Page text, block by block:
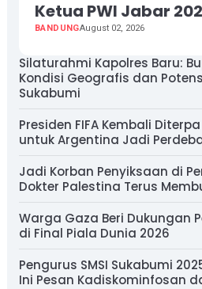
Ketua PWI Jabar
BANDUNGAugust 02, 2026
Silaturahmi Kapolres Baru:
Kondisi Geografis dan
Sukabumi
Presiden FIFA Kembali
untuk Argentina Jadi
Jadi Korban Penyiksaan di
Dokter Palestina Terus
Warga Gaza Beri Dukungan
di Final Piala Dunia 2026
Pengurus SMSI Sukabumi
Ini Pesan Kadiskominfosan